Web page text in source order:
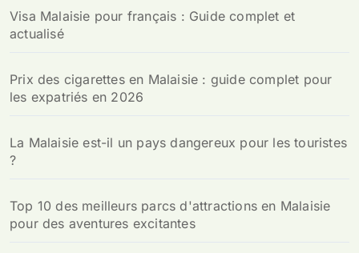
Visa Malaisie pour français : Guide complet et
actualisé
Prix des cigarettes en Malaisie : guide complet pour
les expatriés en 2026
La Malaisie est-il un pays dangereux pour les touristes
?
Top 10 des meilleurs parcs d'attractions en Malaisie
pour des aventures excitantes